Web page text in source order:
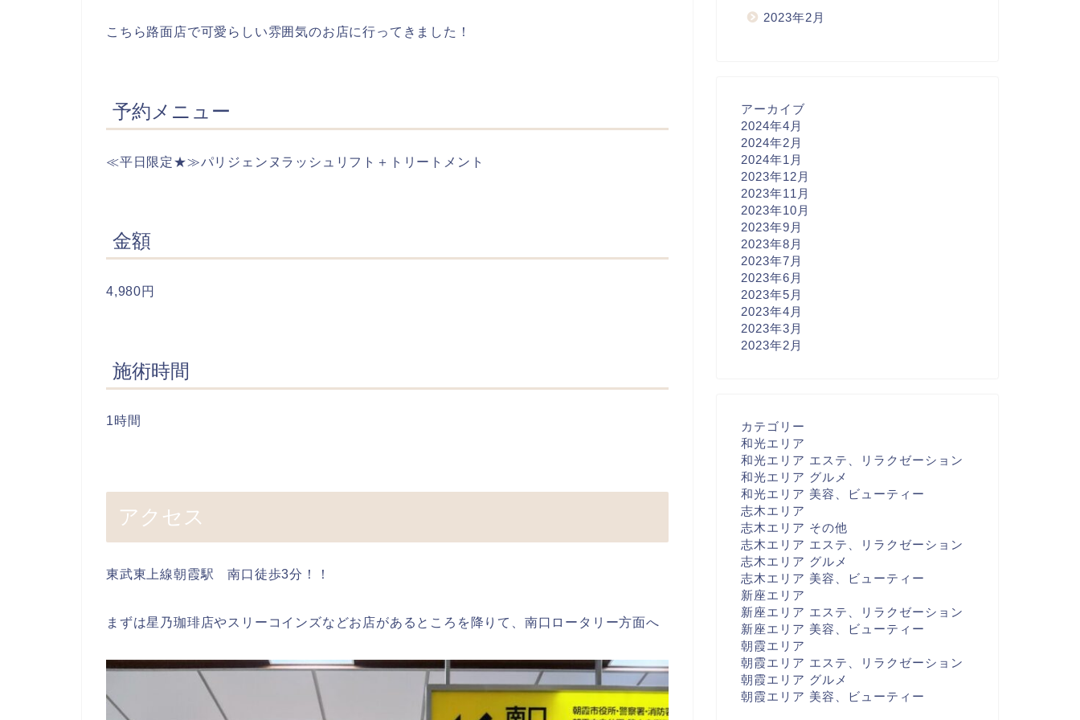
こちら路面店で可愛らしい雰囲気のお店に行ってきました！
予約メニュー
≪平日限定★≫パリジェンヌラッシュリフト＋トリートメント
金額
4,980円
施術時間
1時間
アクセス
東武東上線朝霞駅 南口徒歩3分！！
まずは星乃珈琲店やスリーコインズなどお店があるところを降りて、南口ロータリー方面へ
2023年2月
アーカイブ
2024年4月
2024年2月
2024年1月
2023年12月
2023年11月
2023年10月
2023年9月
2023年8月
2023年7月
2023年6月
2023年5月
2023年4月
2023年3月
2023年2月
カテゴリー
和光エリア
和光エリア エステ、リラクゼーション
和光エリア グルメ
和光エリア 美容、ビューティー
志木エリア
志木エリア その他
志木エリア エステ、リラクゼーション
志木エリア グルメ
志木エリア 美容、ビューティー
新座エリア
新座エリア エステ、リラクゼーション
新座エリア 美容、ビューティー
朝霞エリア
朝霞エリア エステ、リラクゼーション
朝霞エリア グルメ
朝霞エリア 美容、ビューティー